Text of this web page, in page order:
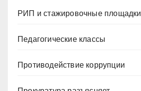
РИП и стажировочные площадки
Педагогические классы
Противодействие коррупции